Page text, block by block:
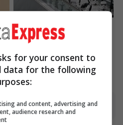
You Wouldn't Believe It If It
Wasn't Caught On Camera!
for your consent to
data for the following
and content, advertising and
audience research and